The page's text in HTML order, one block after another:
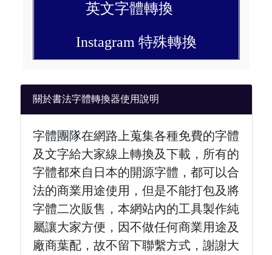
英文字體轉換
Instagram 特殊轉換
關於書法字體轉換器使用說明
字體團隊在網路上蒐集各種免費的字體
及文字給大家線上轉換及下載，所有的
字體都來自日本的開源字體，都可以合
法的商業用途使用，但是不能打包及將
字體二次販售，本網站內的工具製作純
屬讓大家方便，因不做任何商業用途及
廠商葉配，故不留下聯繫方式，謝謝大